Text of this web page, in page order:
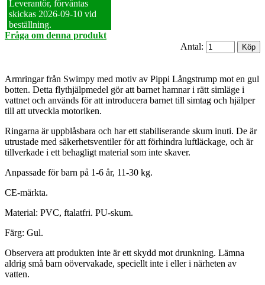
Leverantör, förväntas
skickas 2026‑09‑10 vid
beställning.
Fråga om denna produkt
Antal:
Armringar från Swimpy med motiv av Pippi Långstrump mot en gul
botten. Detta flythjälpmedel gör att barnet hamnar i rätt simläge i
vattnet och används för att introducera barnet till simtag och hjälper
till att utveckla motoriken.
Ringarna är uppblåsbara och har ett stabiliserande skum inuti. De är
utrustade med säkerhetsventiler för att förhindra luftläckage, och är
tillverkade i ett behagligt material som inte skaver.
Anpassade för barn på 1-6 år, 11-30 kg.
CE-märkta.
Material: PVC, ftalatfri. PU-skum.
Färg: Gul.
Observera att produkten inte är ett skydd mot drunkning. Lämna
aldrig små barn oövervakade, speciellt inte i eller i närheten av
vatten.